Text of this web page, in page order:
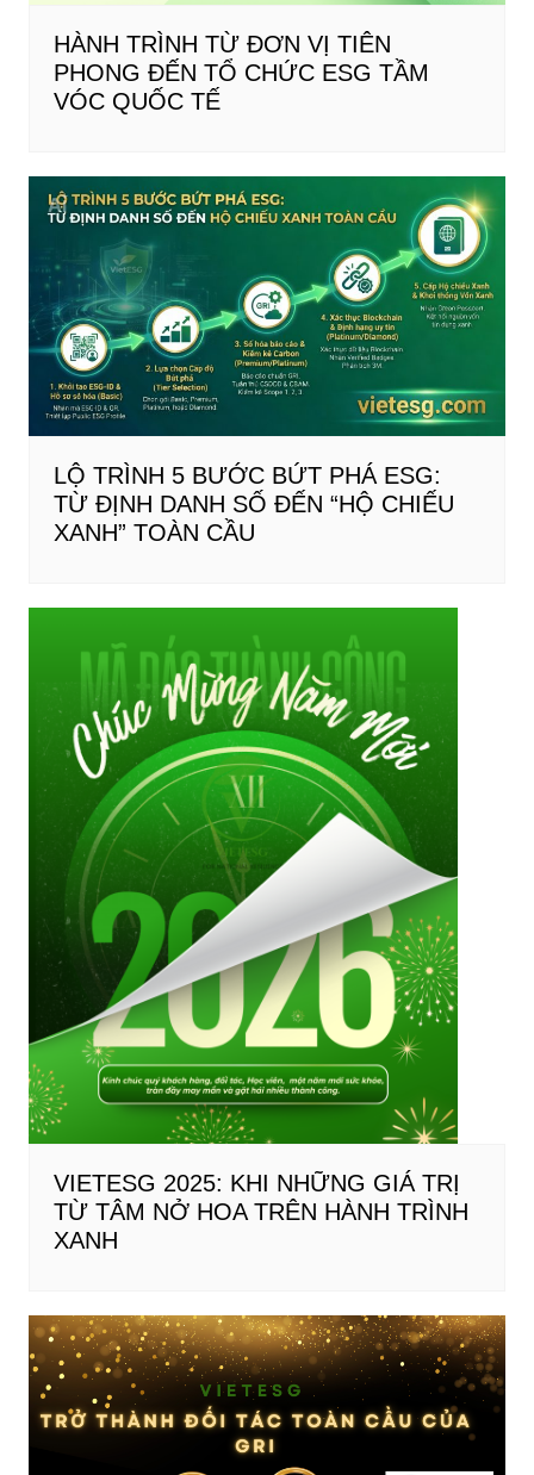
HÀNH TRÌNH TỪ ĐƠN VỊ TIÊN
PHONG ĐẾN TỔ CHỨC ESG TẦM
VÓC QUỐC TẾ
LỘ TRÌNH 5 BƯỚC BỨT PHÁ ESG:
TỪ ĐỊNH DANH SỐ ĐẾN “HỘ CHIẾU
XANH” TOÀN CẦU
VIETESG 2025: KHI NHỮNG GIÁ TRỊ
TỪ TÂM NỞ HOA TRÊN HÀNH TRÌNH
XANH